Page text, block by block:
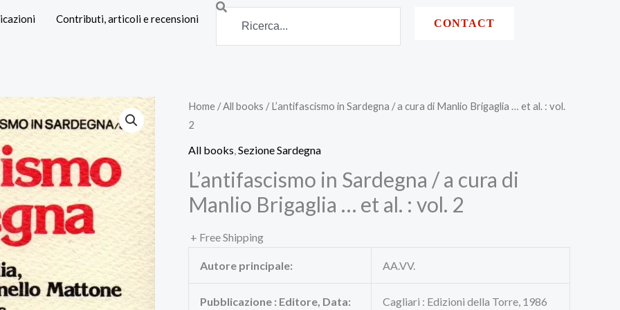
Contributi, articoli e recensioni Search
CONTACT
Home /All books / L’antifascismo in Sardegna / a cura di Manlio Brigaglia … et al. : vol.
2
All books Sezione Sardegna
L’antifascismo in Sardegna / a cura di
Manlio Brigaglia … et al. : vol. 2
+ Free Shipping
Autore principale: AA.VV.
Pubblicazione : Editore, Data: Cagliari : Edizioni della Torre, 1986